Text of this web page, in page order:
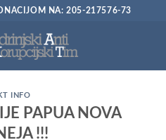
NA: 205-217576-73
INFO
PAPUA NOVA
!!!